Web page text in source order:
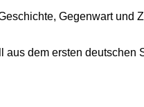
Gegenwart und
dem ersten deutschen